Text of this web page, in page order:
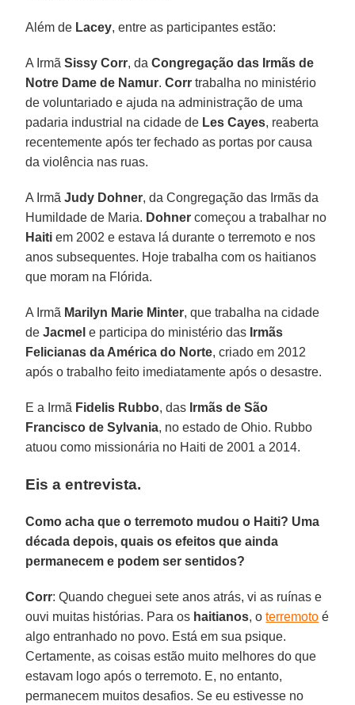
Além de Lacey, entre as participantes estão:
A IrmãSissy Corr, daCongregação das Irmãs de
Notre Dame de Namur.Corr trabalha no ministério
de voluntariado e ajuda na administração de uma
padaria industrial na cidade de Les Cayes, reaberta
recentemente após ter fechado as portas por causa
da violência nas ruas.
A IrmãJudy Dohner, da Congregação das Irmãs da
Humildade de Maria. Dohner começou a trabalhar no
Haiti em 2002 e estava lá durante o terremoto e nos
anos subsequentes. Hoje trabalha com os haitianos
que moram na Flórida.
A Irmã Marilyn Marie Minter, que trabalha na cidade
deJacmel e participa do ministério das Irmãs
Felicianas da América do Norte, criado em 2012
após o trabalho feito imediatamente após o desastre.
E a Irmã Fidelis Rubbo, das Irmãs de São
Francisco de Sylvania, no estado de Ohio. Rubbo
atuou como missionária no Haiti de 2001 a 2014.
Eis a entrevista.
Como acha que o terremoto mudou o Haiti? Uma
década depois, quais os efeitos que ainda
permanecem e podem ser sentidos?
Corr: Quando cheguei sete anos atrás, vi as ruínas e
ouvi muitas histórias. Para os haitianos, oterremoto é
algo entranhado no povo. Está em sua psique.
Certamente, as coisas estão muito melhores do que
estavam logo após o terremoto. E, no entanto,
permanecem muitos desafios. Se eu estivesse no